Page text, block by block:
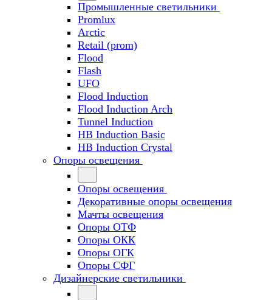
Промышленные светильники
Promlux
Arctic
Retail (prom)
Flood
Flash
UFO
Flood Induction
Flood Induction Arch
Tunnel Induction
HB Induction Basic
HB Induction Crystal
Опоры освещения
Опоры освещения
Декоративные опоры освещения
Мачты освещения
Опоры ОТФ
Опоры ОКК
Опоры ОГК
Опоры СФГ
Дизайнерские светильники